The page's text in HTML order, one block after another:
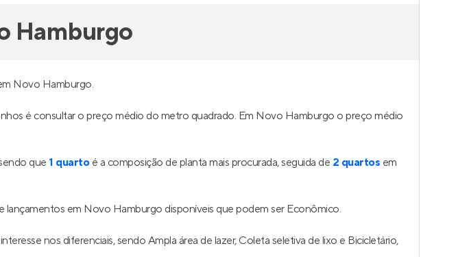
Hamburgo
Novo Hamburgo.
é consultar o preço médio do metro quadrado. Em Novo Hamburgo o preço médio
que 1 quartoé a composição de planta mais procurada, seguida de 2 quartos em
lançamentos em Novo Hamburgo disponíveis que podem ser Econômico.
nos diferenciais, sendo Ampla área de lazer, Coleta seletiva de lixo e Bicicletário,